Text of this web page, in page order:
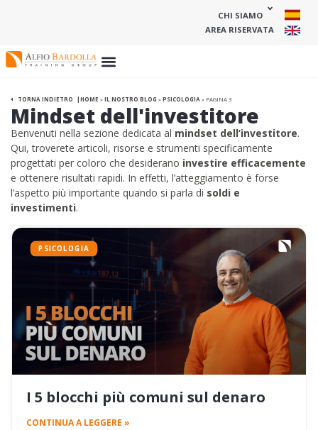
CHI SIAMO
AREA RISERVATA
TORNA INDIETRO HOME »IL NOSTRO BLOG »PSICOLOGIA » PAGINA 3
Mindset dell'investitore
Benvenuti nella sezione dedicata al mindset dell’investitore.
Qui, troverete articoli, risorse e strumenti specificamente
progettati per coloro che desiderano investire efficacemente
e ottenere risultati rapidi. In effetti, l’atteggiamento è forse
l’aspetto più importante quando si parla di soldi e
investimenti.
PSICOLOGIA
I 5 blocchi più comuni sul denaro
CONTINUA A LEGGERE »